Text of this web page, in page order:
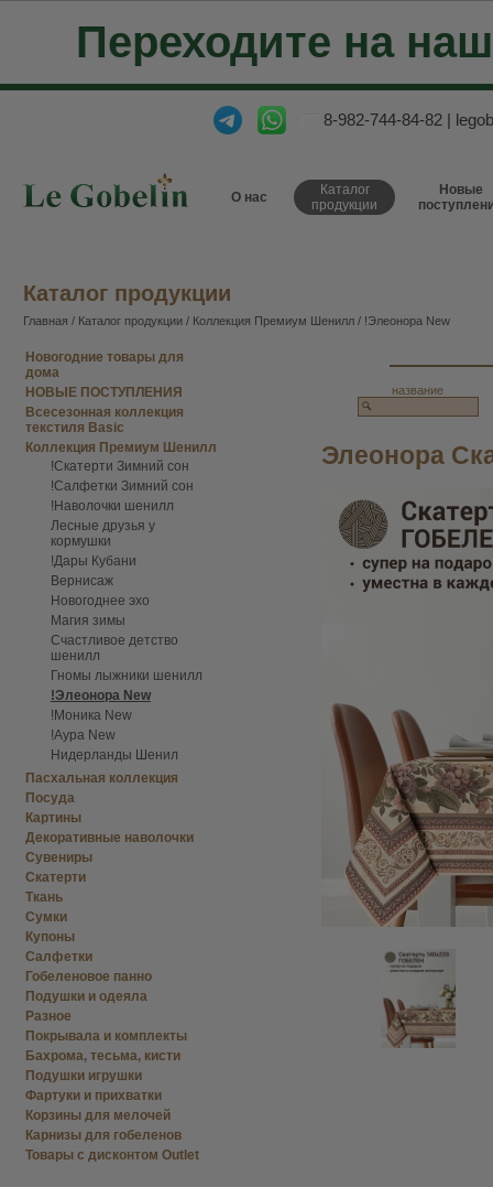
Переходите на
8-982-744-84-82 |
О нас
Каталог
продукции
Новые
Каталог продукции
Главная / Каталог продукции / Коллекция Премиум Шенилл / !Элеонора New
Новогодние товары для
дома
НОВЫЕ ПОСТУПЛЕНИЯ
Всесезонная коллекция
текстиля Basic
Коллекция Премиум Шенилл
!Скатерти Зимний сон
!Салфетки Зимний сон
!Наволочки шенилл
Лесные друзья у
кормушки
!Дары Кубани
Вернисаж
Новогоднее эхо
Магия зимы
Счастливое детство
шенилл
Гномы лыжники шенилл
!Элеонора New
!Моника New
!Аура New
Нидерланды Шенил
Пасхальная коллекция
Посуда
Картины
Декоративные наволочки
Сувениры
Скатерти
Ткань
Сумки
Купоны
Салфетки
Гобеленовое панно
Подушки и одеяла
Разное
Покрывала и комплекты
Бахрома, тесьма, кисти
Подушки игрушки
Фартуки и прихватки
Корзины для мелочей
Карнизы для гобеленов
Товары с дисконтом Outlet
название
Элеонора